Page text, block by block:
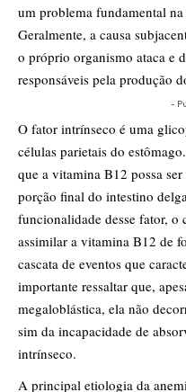
um problema fundamental
Geralmente, a causa
o próprio organismo ataca e
responsáveis pela produção
-
O fator intrínseco é uma
células parietais do
que a vitamina B12 possa
porção final do intestino
funcionalidade desse fator, o
assimilar a vitamina B12 de
cascata de eventos que
importante ressaltar que,
megaloblástica, ela não
sim da incapacidade de
intrínseco.
A principal etiologia da